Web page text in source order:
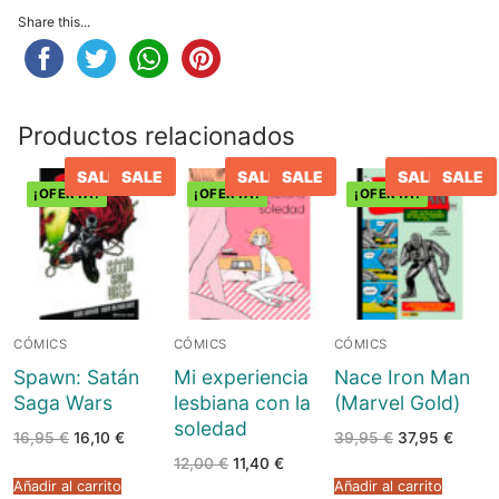
Share this...
Productos relacionados
¡OFERTA!
CÓMICS
SALE SALE
Spawn: Satán
Saga Wars
16,95€ El
precio
era:
16,95 €.
16,10 €El
Añadir al carrito
¡OFERTA!
CÓMICS
SALE SALE
Mi experiencia
lesbiana con la
soledad
12,00€ El
precio
11,40 €El
¡OFERTA!
CÓMICS
SALE SALE
Nace Iron Man
(Marvel Gold)
39,95€ El
precio
era:
39,95 €.
37,95 €El
Añadir al carrito